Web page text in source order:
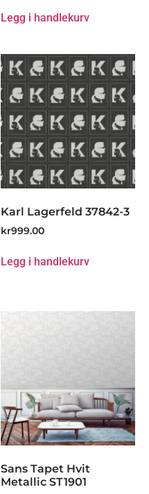
Legg i handlekurv
Karl Lagerfeld 37842-3
kr999.00
Legg i handlekurv
Sans Tapet Hvit
Metallic ST1901